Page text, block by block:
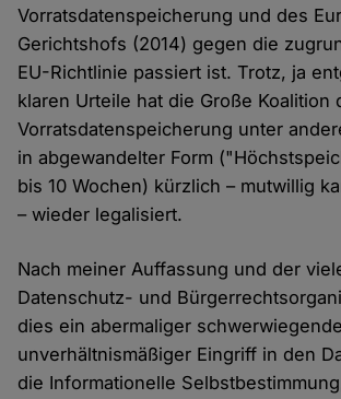
Vorratsdatenspeicherung und des
Gerichtshofs (2014) gegen die
EU-Richtlinie passiert ist. Trotz, ja
klaren Urteile hat die Große Koalition
Vorratsdatenspeicherung unter
in abgewandelter Form
bis 10 Wochen) kürzlich – mutwillig
– wieder legalisiert.
Nach meiner Auffassung und der
Datenschutz- und
dies ein abermaliger
unverhältnismäßiger Eingriff in den
die Informationelle